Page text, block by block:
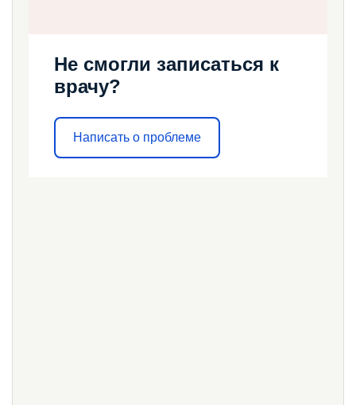
Не смогли записаться к
врачу?
Написать о проблеме